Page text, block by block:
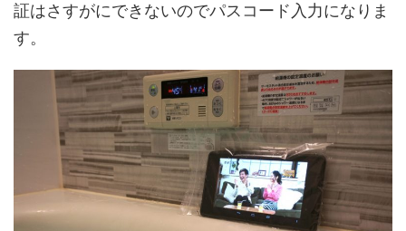
証はさすがにできないのでパスコード入力になりま
す。